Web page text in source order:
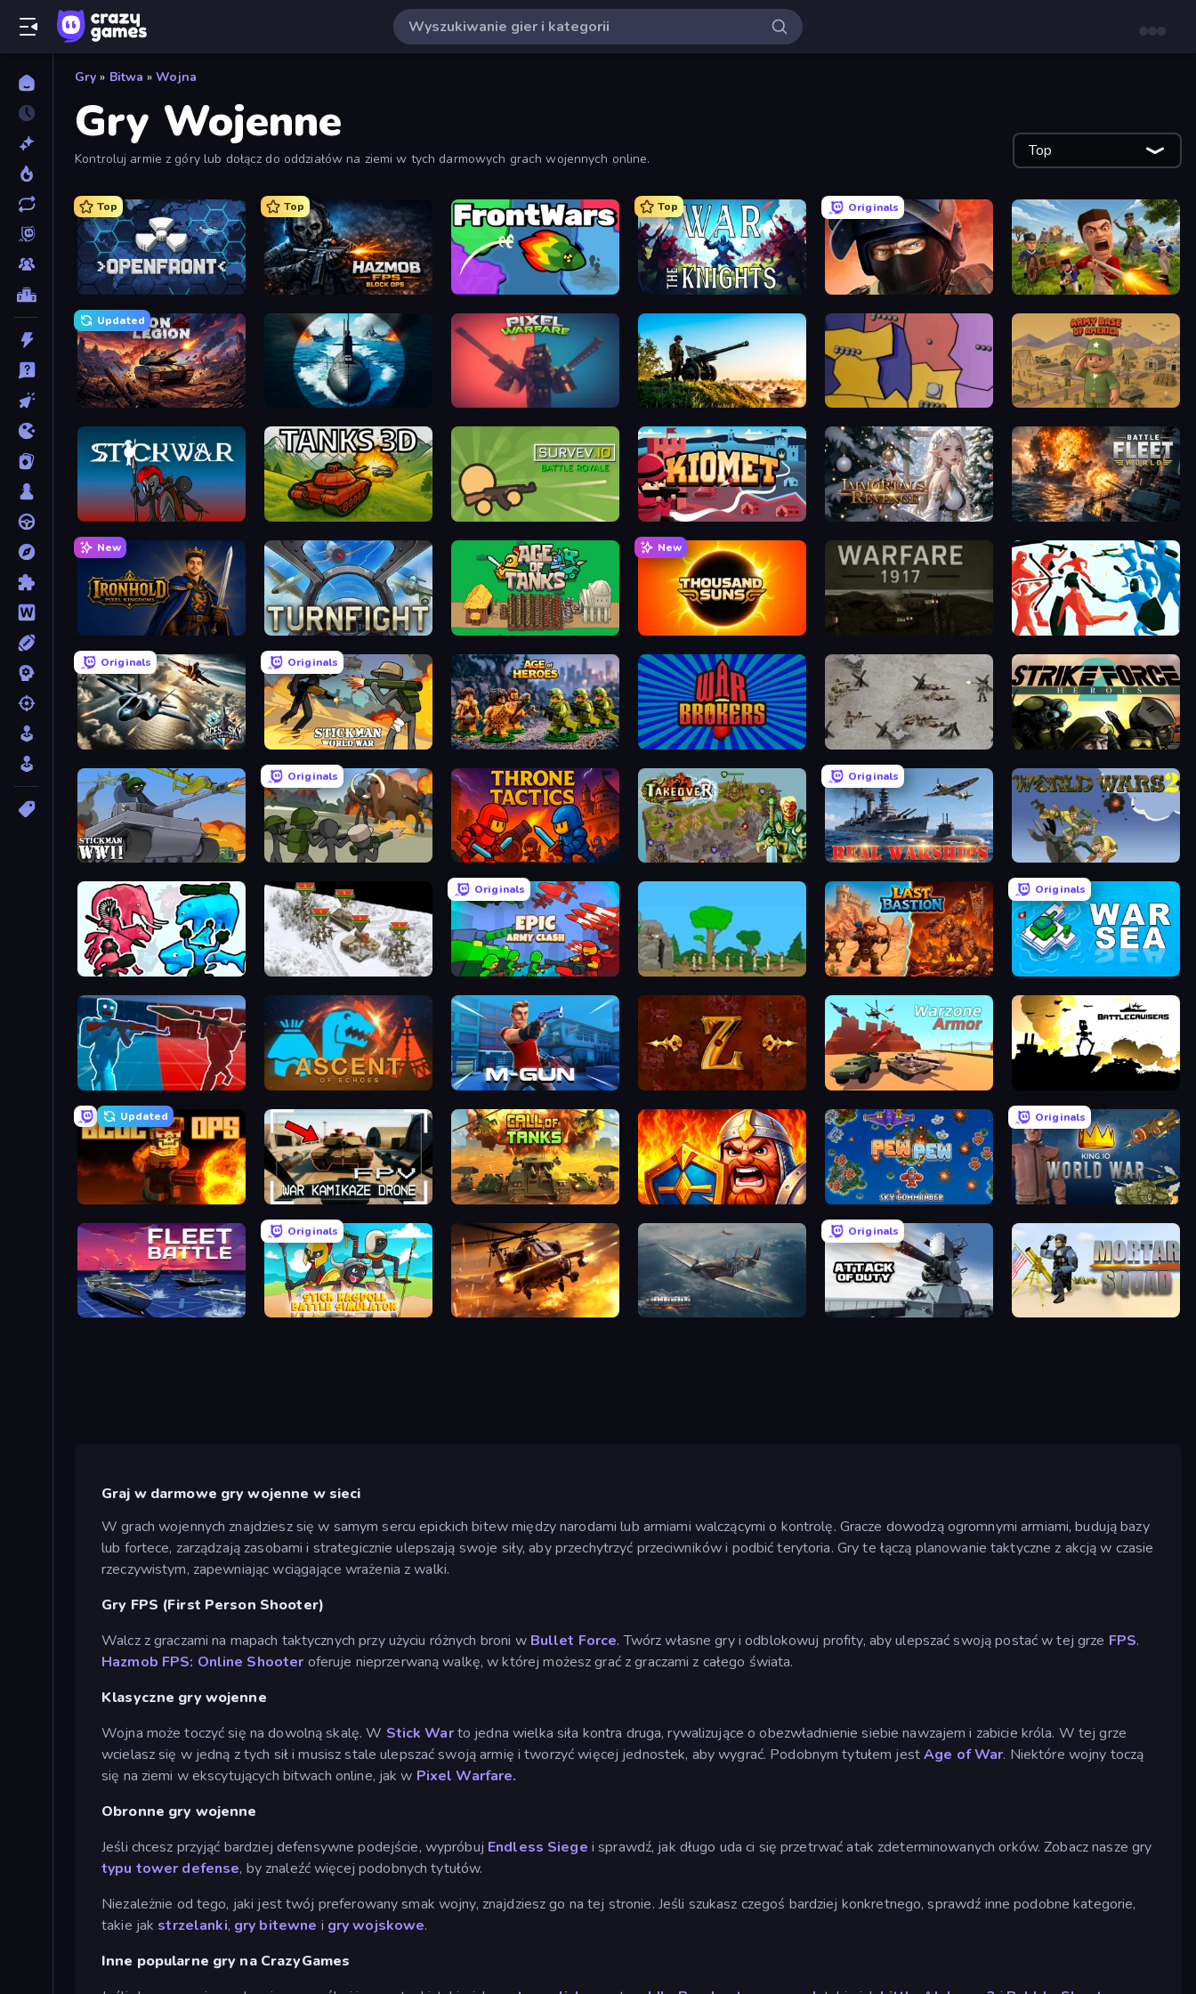
Gry » Bitwa » Wojna
Gry Wojenne
Kontroluj armie z góry lub dołącz do oddziałów na ziemi w tych darmowych grach wojennych online. Top
Top
Openfront
Top
Hazmob FPS: Online Shooter FrontWars.io
Top
War the Knights
Originals
Bullet Force Redcoats.io
Updated
Iron Legion Ships Battlefield 3D Pixel Warfare Artillery Vs Tanks Compact Conflict Army Base Of America
Stick War Tanks 3D Survev.io Kiomet Immortals Revenge Battle Fleet World
New
Ironhold: Pixel Kingdoms Turnfight Age of Tanks Warriors: TD War
New
Thousand Suns Warfare 1917 Funny Battle Simulator
Originals
Aces of the Sky: Epic Dogfights
Originals
Stickman World War Age of Heroes War Brokers Warfare 1944 Strike Force Heroes 2
Stickman WW2
Originals
Stickman History Battle Throne Tactics Takeover
Originals
Real Warships World Wars 2
Funny Battle Simulator 2 1941 Frozen Front
Originals
Epic Army Clash Age Of War Last Bastion
Originals
War Sea
Battle of the Soldiers: Red vs Blue Ascent of Echoes Muscle Gun.IO Tzared Warzone Armor
Updated
BLOCOPS FPV War Kamikaze Drone Call of Tanks WarLink: Crown & Clash Pew Pew
Originals
King.io World War
Fleet Battle
Originals
Stick Ragdoll Battle Simulator Heli Military Base Dogfight
Originals
Attack of Duty
Graj w darmowe gry wojenne w sieci
W grach wojennych znajdziesz się w samym sercu epickich bitew między narodami lub armiami walczącymi o kontrolę. Gracze dowodzą ogromnymi armiami, budują bazy
lub fortece, zarządzają zasobami i strategicznie ulepszają swoje siły, aby przechytrzyć przeciwników i podbić terytoria. Gry te łączą planowanie taktyczne z akcją w czasie
rzeczywistym, zapewniając wciągające wrażenia z walki.
Gry FPS (First Person Shooter)
Walcz z graczami na mapach taktycznych przy użyciu różnych broni wBullet Force. Twórz własne gry i odblokowuj profity, aby ulepszać swoją postać w tej grze FPS.
Hazmob FPS: Online Shooter oferuje nieprzerwaną walkę, w której możesz grać z graczami z całego świata.
Klasyczne gry wojenne
Wojna może toczyć się na dowolną skalę. W Stick Warto jedna wielka siła kontra druga, rywalizujące o obezwładnienie siebie nawzajem i zabicie króla. W tej grze
wcielasz się w jedną z tych sił i musisz stale ulepszać swoją armię i tworzyć więcej jednostek, aby wygrać. Podobnym tytułem jestAge of War. Niektóre wojny toczą
się na ziemi w ekscytujących bitwach online, jak w Pixel Warfare.
Obronne gry wojenne
Jeśli chcesz przyjąć bardziej defensywne podejście, wypróbuj Endless Siege i sprawdź, jak długo uda ci się przetrwać atak zdeterminowanych orków. Zobacz nasze gry
typu tower defense, by znaleźć więcej podobnych tytułów.
Niezależnie od tego, jaki jest twój preferowany smak wojny, znajdziesz go na tej stronie. Jeśli szukasz czegoś bardziej konkretnego, sprawdź inne podobne kategorie,
takie jak strzelanki, gry bitewne i gry wojskowe.
Inne popularne gry na CrazyGames